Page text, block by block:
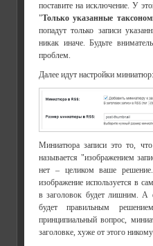
поставите на исключение. У
"Только указанные
попадут только записи
никак иначе. Будьте
проблем.
Далее идут настройки миниатюр:
Миниатюра записи это то,
называется "изображением
нет – целиком ваше
изображение используется в
в заголовок будет лишним. А
будет правильным
принципиальный вопрос,
заголовке, хуже от этого никому